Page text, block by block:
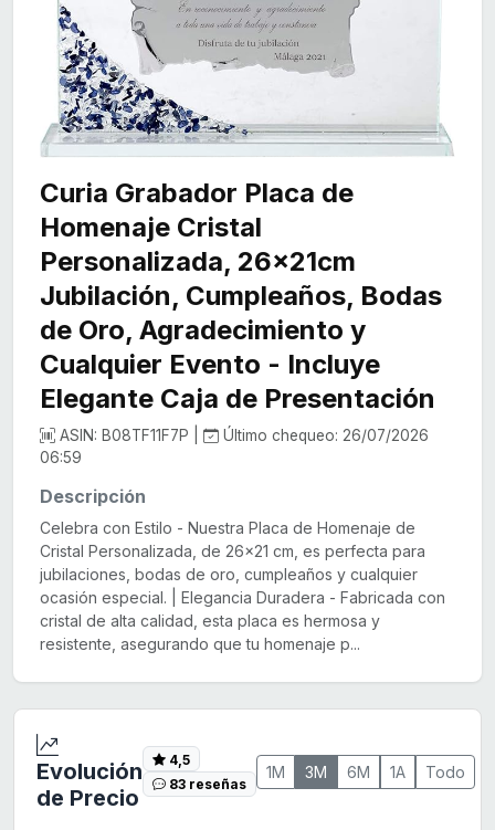
Curia Grabador Placa de
Homenaje Cristal
Personalizada, 26x21cm
Jubilación, Cumpleaños, Bodas
de Oro, Agradecimiento y
Cualquier Evento - Incluye
Elegante Caja de Presentación
ASIN: B08TF11F7P |
Último chequeo: 26/07/2026
06:59
Descripción
Celebra con Estilo - Nuestra Placa de Homenaje de
Cristal Personalizada, de 26x21 cm, es perfecta para
jubilaciones, bodas de oro, cumpleaños y cualquier
ocasión especial. | Elegancia Duradera - Fabricada con
cristal de alta calidad, esta placa es hermosa y
resistente, asegurando que tu homenaje p...
Evolución
de Precio
4,5
83 reseñas
1M 3M 6M 1A Todo